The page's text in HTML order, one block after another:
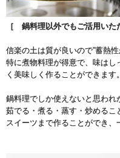
［ 鍋料理以外でもご活用いた
信楽の土は質が良いので”蓄熱性
特に煮物料理が得意で、味は
く美味しく作ることができます。
鍋料理でしか使えないと思われ
茹でる・煮る・蒸す・炒めるこ
スイーツまで作ることができ、